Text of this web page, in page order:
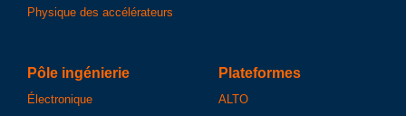
Physique des accélérateurs
Pôle ingénierie
Électronique
Plateformes
ALTO